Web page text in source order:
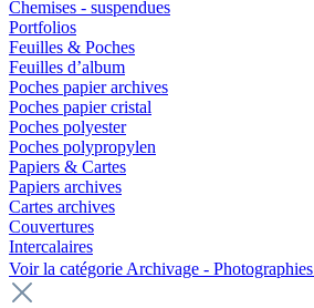
Chemises - suspendues
Portfolios
Feuilles & Poches
Feuilles d’album
Poches papier archives
Poches papier cristal
Poches polyester
Poches polypropylen
Papiers & Cartes
Papiers archives
Cartes archives
Couvertures
Intercalaires
Voir la catégorie Archivage - Photographies